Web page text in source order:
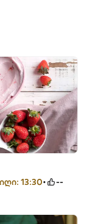
13:30 --